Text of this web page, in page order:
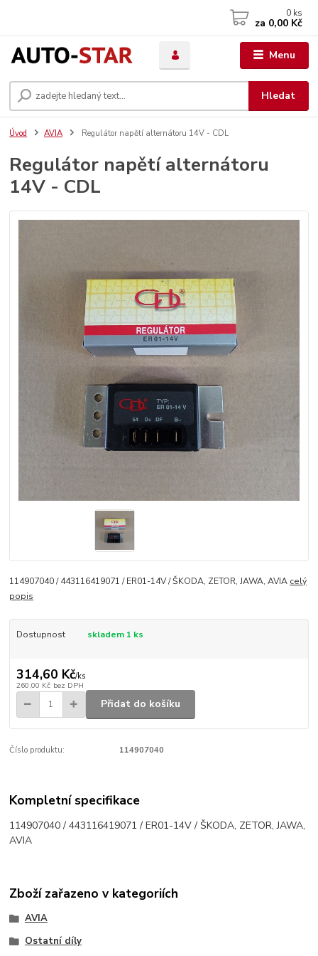
Menu
Hledat
0 ks
za 0,00 Kč
Úvod AVIA Regulátor napětí alternátoru 14V - CDL
Regulátor napětí alternátoru
14V - CDL
114907040 / 443116419071 / ER01-14V / ŠKODA, ZETOR, JAWA, AVIA celý
popis
Dostupnost skladem 1 ks
314,60 Kč/ks
260,00 Kč bez DPH
Přidat do košíku
Číslo produktu: 114907040
Kompletní specifikace
114907040 / 443116419071 / ER01-14V / ŠKODA, ZETOR, JAWA,
AVIA
Zboží zařazeno v kategoriích
AVIA
Ostatní díly